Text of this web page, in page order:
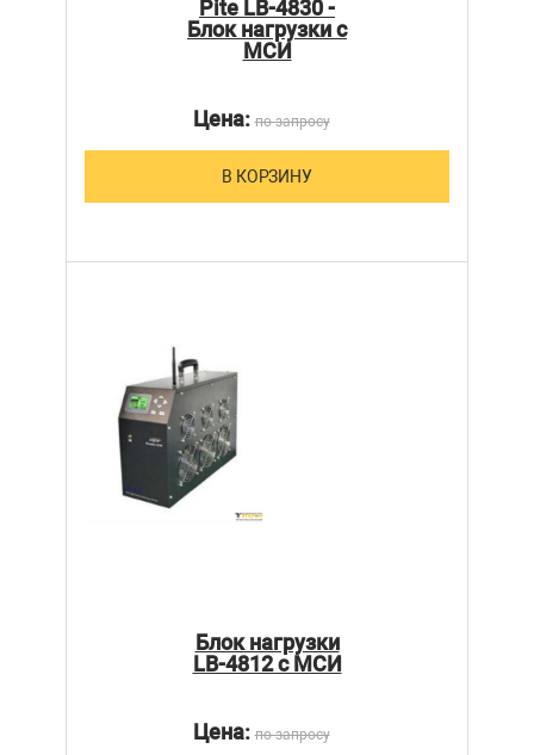
Pite LB-4830 -
Блок нагрузки с
МСИ
Цена:по запросу
В КОРЗИНУ
Блок нагрузки
LB-4812 с МСИ
Цена:по запросу